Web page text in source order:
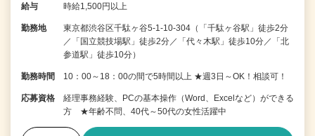
給与 時給1,500円以上
勤務地
東京都渋谷区千駄ヶ谷5-1-10-304（「千駄ヶ谷駅」徒歩2分
／「国立競技場駅」徒歩2分／「代々木駅」徒歩10分／「北
参道駅」徒歩10分）
勤務時間 10：00～18：00の間で5時間以上 ★週3日～OK！相談可！
応募資格
経理事務経験、PCの基本操作（Word、Excelなど）ができる
方 ★年齢不問、40代～50代の女性活躍中